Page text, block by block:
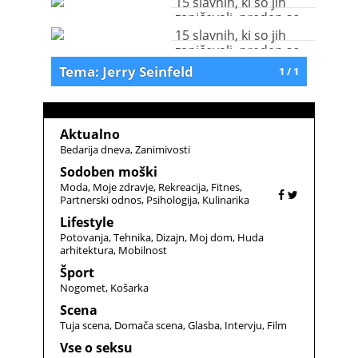
zaničevali, preden so
uspeli
15 slavnih, ki so jih
zaničevali, preden so
uspeli
1 / 1
Tema: Jerry Seinfeld
Aktualno
Bedarija dneva Zanimivosti
Sodoben moški
Moda Moje zdravje Rekreacija Fitnes
Partnerski odnos Psihologija Kulinarika
Lifestyle
Potovanja Tehnika Dizajn Moj dom Huda
arhitektura Mobilnost
Šport
Nogomet Košarka
Scena
Tuja scena Domača scena Glasba Intervju Film
Vse o seksu